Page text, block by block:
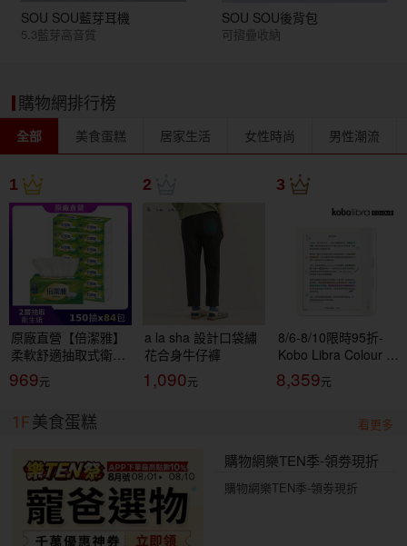
SOU SOU藍芽耳機
5.3藍芽高音質
SOU SOU後背包
可摺疊收納
購物網排行榜
全部 美食蛋糕 居家生活 女性時尚 男性潮流
1
原廠直營【倍潔雅】
柔軟舒適抽取式衛生
紙(150抽84包/箱)
(T1D5BY-P3-PE)
969
2
a la sha 設計口袋繡
花合身牛仔褲
1,090
3
8/6-8/10限時95折-
Kobo Libra Colour 7
吋彩色電子書閱讀器
| 白。32GB 買再送
MR
8,359
1F美食蛋糕 看更多
購物網樂TEN季-領劵現折
購物網樂TEN季-領劵現折